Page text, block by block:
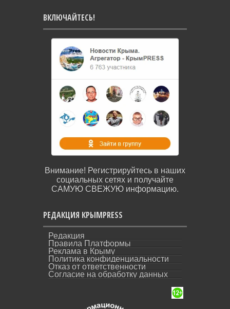
ВКЛЮЧАЙТЕСЬ!
Внимание! Регистрируйтесь в наших
социальных сетях и получайте
САМУЮ СВЕЖУЮ информацию.
РЕДАКЦИЯ КРЫМPRESS
Редакция
Правила Платформы
Реклама в Крыму
Политика конфиденциальности
Отказ от ответственности
Согласие на обработку данных